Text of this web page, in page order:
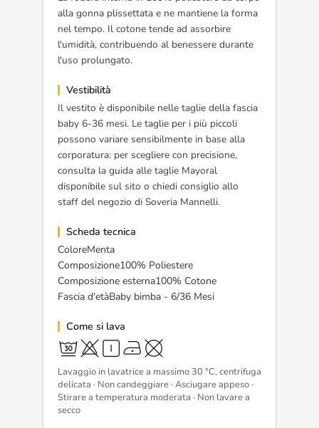
alla gonna plissettata e ne mantiene la forma
nel tempo. Il cotone tende ad assorbire
l'umidità, contribuendo al benessere durante
l'uso prolungato.
Vestibilità
Il vestito è disponibile nelle taglie della fascia
baby 6-36 mesi. Le taglie per i più piccoli
possono variare sensibilmente in base alla
corporatura: per scegliere con precisione,
consulta la guida alle taglie Mayoral
disponibile sul sito o chiedi consiglio allo
staff del negozio di Soveria Mannelli.
Scheda tecnica
ColoreMenta
Composizione100% Poliestere
Composizione esterna100% Cotone
Fascia d'etàBaby bimba - 6/36 Mesi
Come si lava
Lavaggio in lavatrice a massimo 30 °C, centrifuga
delicata · Non candeggiare · Asciugare appeso ·
Stirare a temperatura moderata · Non lavare a
secco